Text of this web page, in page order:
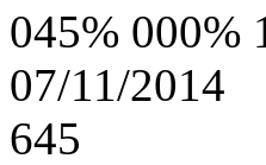
045% 000%
07/11/2014
645